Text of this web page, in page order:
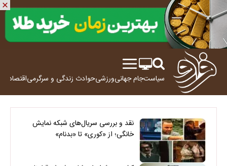
سیاستجام جهانیورزشیحوادث زندگی و سرگرمیاقتصاد
نقد و بررسی سریال‌های شبکه نمایش
خانگی؛ از «کوری» تا «بدنام»